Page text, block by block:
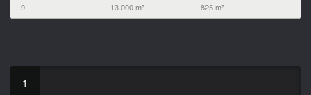
9 13.000 m² 825 m²
1